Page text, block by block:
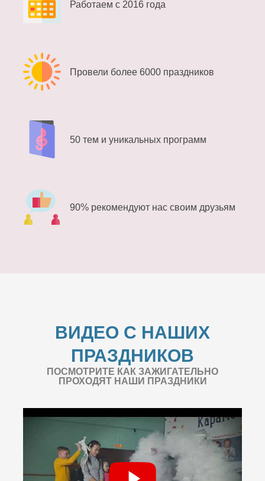
Работаем с 2016 года
Провели более 6000 праздников
50 тем и уникальных программ
90% рекомендуют нас своим друзьям
ВИДЕО С НАШИХ
ПРАЗДНИКОВ
ПОСМОТРИТЕ КАК ЗАЖИГАТЕЛЬНО
ПРОХОДЯТ НАШИ ПРАЗДНИКИ